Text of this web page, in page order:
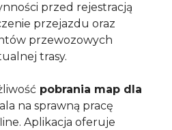
przed rejestracją
przejazdu oraz
przewozowych
trasy.
pobrania map dla
na sprawną pracę
Aplikacja oferuje